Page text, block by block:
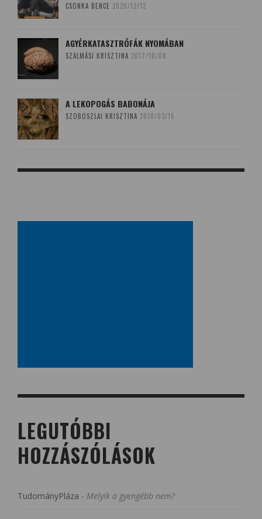
CSONKA BENCE 2020/12/12
AGYÉRKATASZTRÓFÁK NYOMÁBAN
SZALMÁSI KRISZTINA 2017/10/08
A LEKOPOGÁS BABONÁJA
SZOBOSZLAI KRISZTINA 2018/03/15
LEGUTÓBBI
HOZZÁSZÓLÁSOK
TudományPláza - Melyik a gyengébb nem?